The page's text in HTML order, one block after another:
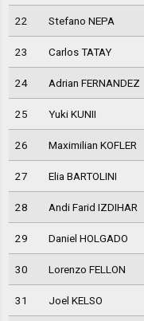
22 Stefano NEPA
23 Carlos TATAY
24 Adrian FERNANDEZ
25 Yuki KUNII
26 Maximilian KOFLER
27 Elia BARTOLINI
28 Andi Farid IZDIHAR
29 Daniel HOLGADO
30 Lorenzo FELLON
31 Joel KELSO